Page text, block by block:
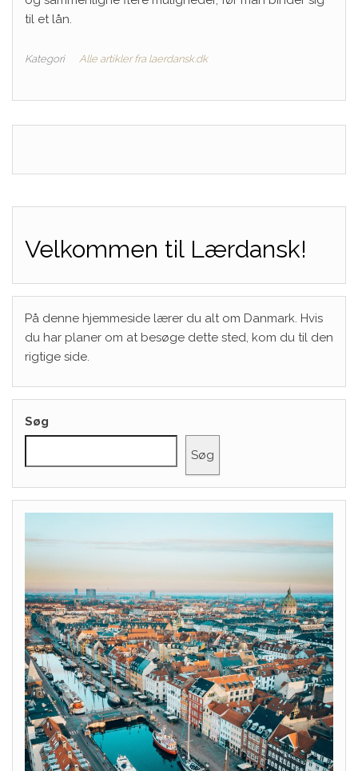
til et lån.
Kategori Alle artikler fra laerdansk.dk
Velkommen til Lærdansk!
På denne hjemmeside lærer du alt om Danmark. Hvis
du har planer om at besøge dette sted, kom du til den
rigtige side.
Søg
Søg